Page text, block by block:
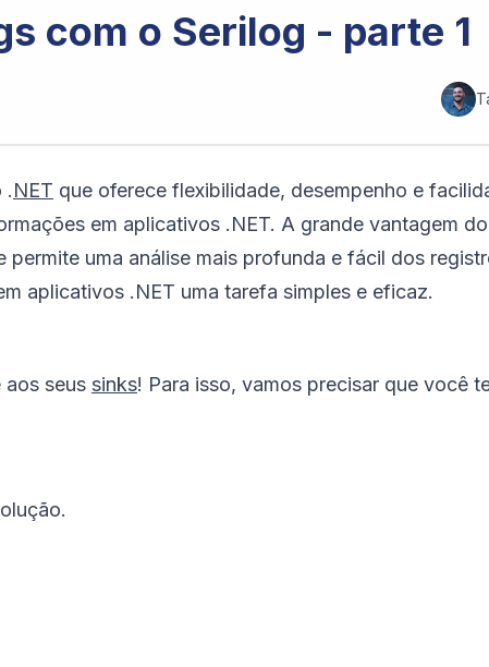
com o Serilog - parte 1
.NET que oferece flexibilidade, desempenho e
em aplicativos .NET. A grande vantagem
uma análise mais profunda e fácil dos
aplicativos .NET uma tarefa simples e eficaz.
seus sinks! Para isso, vamos precisar que você